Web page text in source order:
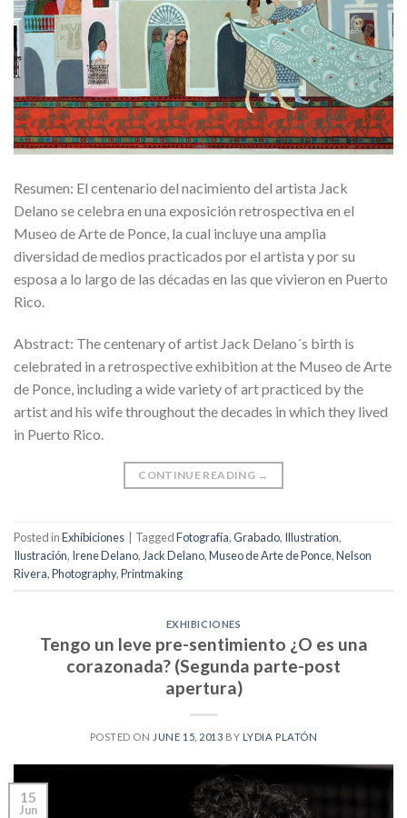
Resumen: El centenario del nacimiento del artista Jack
Delano se celebra en una exposición retrospectiva en el
Museo de Arte de Ponce, la cual incluye una amplia
diversidad de medios practicados por el artista y por su
esposa a lo largo de las décadas en las que vivieron en Puerto
Rico.
Abstract: The centenary of artist Jack Delano´s birth is
celebrated in a retrospective exhibition at the Museo de Arte
de Ponce, including a wide variety of art practiced by the
artist and his wife throughout the decades in which they lived
in Puerto Rico.
CONTINUE READING →
Posted inExhibiciones TaggedFotografía,Grabado, Illustration,
Ilustración, Irene Delano,Jack Delano,Museo de Arte de Ponce,Nelson
Rivera,Photography,Printmaking
EXHIBICIONES
Tengo un leve pre-sentimiento ¿O es una
corazonada? (Segunda parte-post
apertura)
POSTED ON JUNE 15, 2013 BY LYDIA PLATÓN
15
Jun